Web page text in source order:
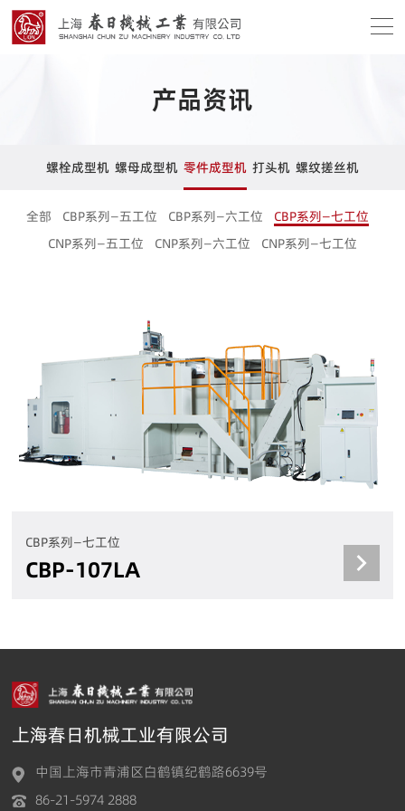
产品资讯
螺栓成型机 螺母成型机 零件成型机
全部 CBP系列—五工位 CBP系列—六工位
CBP系列—七工位
CNP系列—五工位
CNP系列—六工位 CNP系列—七工位
打头机 螺纹搓丝机
CBP系列—七工位
CBP-107LA
上海春日机械工业有限公司
中国上海市青浦区白鹤镇纪鹤路6639号
86-21-5974 2888